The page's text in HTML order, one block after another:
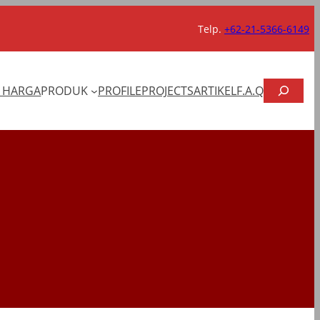
Telp. +62-21-5366-6149
HARGAPRODUK PROFILEPROJECTSARTIKELF.A.QCARI